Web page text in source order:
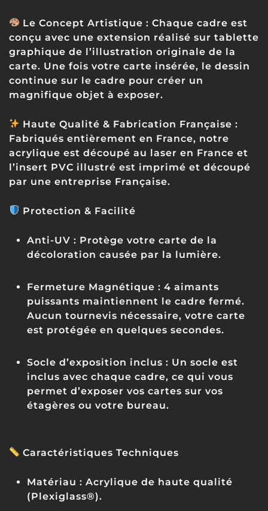
Le Concept Artistique : Chaque cadre est
conçu avec une extension réalisé sur tablette
graphique de l’illustration originale de la
carte. Une fois votre carte insérée, le dessin
continue sur le cadre pour créer un
magnifique objet à exposer.
Haute Qualité & Fabrication Française :
Fabriqués entièrement en France, notre
acrylique est découpé au laser en France et
l’insert PVC illustré est imprimé et découpé
par une entreprise Française.
Protection & Facilité
Anti-UV : Protège votre carte de la
décoloration causée par la lumière.
Fermeture Magnétique : 4 aimants
puissants maintiennent le cadre fermé.
Aucun tournevis nécessaire, votre carte
est protégée en quelques secondes.
Socle d’exposition inclus : Un socle est
inclus avec chaque cadre, ce qui vous
permet d’exposer vos cartes sur vos
étagères ou votre bureau.
Caractéristiques Techniques
Matériau : Acrylique de haute qualité
(Plexiglass®).